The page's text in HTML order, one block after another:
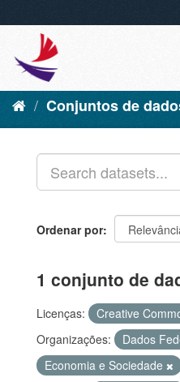
Conjuntos de
Ordenar por
1 conjunto de
Licenças:
Creative
Organizações:
Dados
Economia e Sociedade